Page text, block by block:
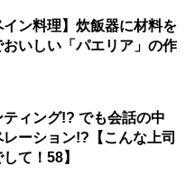
イン料理】炊飯器に材料を
おいしい「パエリア」の作
ィング!? でも会話の中
ーション!?【こんな上司
して！58】